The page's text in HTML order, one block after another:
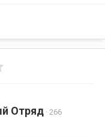
Отряд · 266